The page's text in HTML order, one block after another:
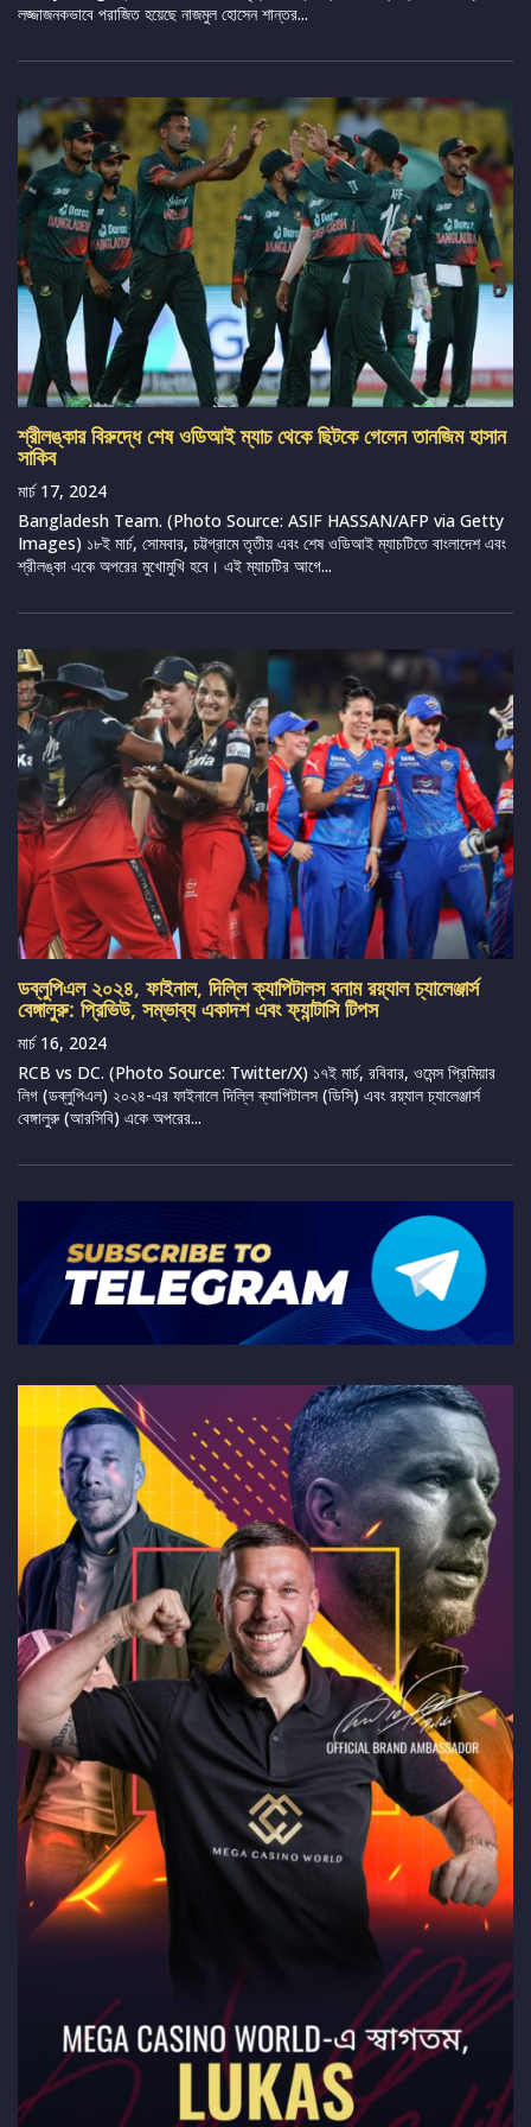
লজ্জাজনকভাবে পরাজিত হয়েছে নাজমুল হোসেন শান্তর...
শ্রীলঙ্কার বিরুদ্ধে শেষ ওডিআই ম্যাচ থেকে ছিটকে গেলেন তানজিম হাসান
সাকিব
মার্চ 17, 2024
Bangladesh Team. (Photo Source: ASIF HASSAN/AFP via Getty
Images) ১৮ই মার্চ, সোমবার, চট্টগ্রামে তৃতীয় এবং শেষ ওডিআই ম্যাচটিতে বাংলাদেশ এবং
শ্রীলঙ্কা একে অপরের মুখোমুখি হবে। এই ম্যাচটির আগে...
ডব্লুপিএল ২০২৪, ফাইনাল, দিল্লি ক্যাপিটালস বনাম রয়্যাল চ্যালেঞ্জার্স
বেঙ্গালুরু: প্রিভিউ, সম্ভাব্য একাদশ এবং ফ্যান্টাসি টিপস
মার্চ 16, 2024
RCB vs DC. (Photo Source: Twitter/X) ১৭ই মার্চ, রবিবার, ওমেন্স প্রিমিয়ার
লিগ (ডব্লুপিএল) ২০২৪-এর ফাইনালে দিল্লি ক্যাপিটালস (ডিসি) এবং রয়্যাল চ্যালেঞ্জার্স
বেঙ্গালুরু (আরসিবি) একে অপরের...